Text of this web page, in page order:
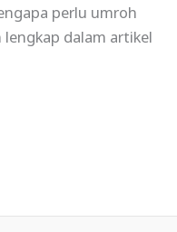
perlu umroh
dalam artikel